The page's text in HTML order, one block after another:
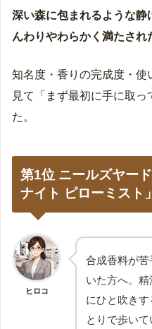
① 香りのタイプで選
ウッディ系
③ シングルノートか
選ぶ
ピローミストとは｜香
ピローミストの使い方
まとめ｜今夜から始め
ピローミストに関する
深い森に包まれるような
んわりやわらかく満たされ
知名度・香りの完成度・使
見て「まず最初に手に取
た。
第1位 ニールズヤー
ナイト ピローミスト」
ヒロコ
合成香料が
いた方へ。
にひと吹き
とりで歩い